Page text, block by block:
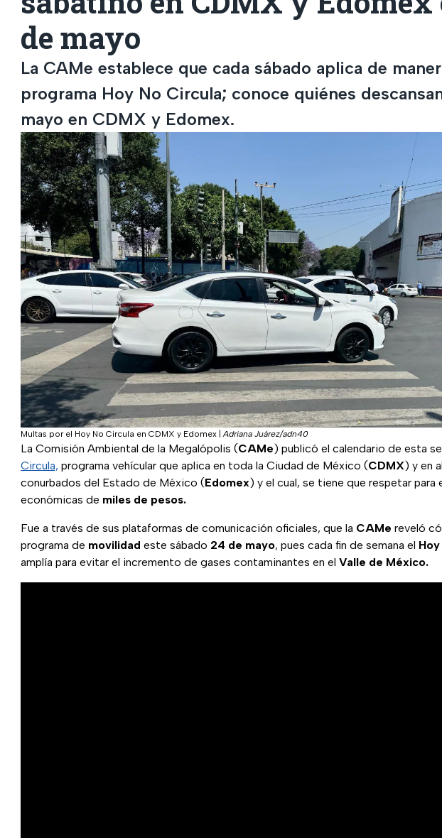
de mayo
La CAMe establece que cada sábado aplica de
programa Hoy No Circula; conoce quiénes
mayo en CDMX y Edomex.
Multas por el Hoy No Circula en CDMX y Edomex |Adriana Juárez/adn40
La Comisión Ambiental de la Megalópolis (CAMe) publicó el calendario de esta
Circula, programa vehícular que aplica en toda la Ciudad de México (CDMX) y en
conurbados del Estado de México (Edomex) y el cual, se tiene que respetar para
económicas de miles de pesos.
Fue a través de sus plataformas de comunicación oficiales, que la CAMe reveló
programa de movilidad este sábado 24 de mayo, pues cada fin de semana el
amplía para evitar el incremento de gases contaminantes en el Valle de México.